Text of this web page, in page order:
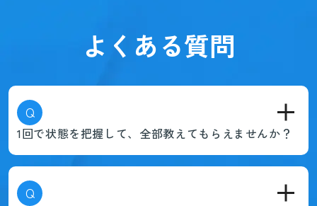
よくある質問
Q
1回で状態を把握して、全部教えてもらえませんか？
Q